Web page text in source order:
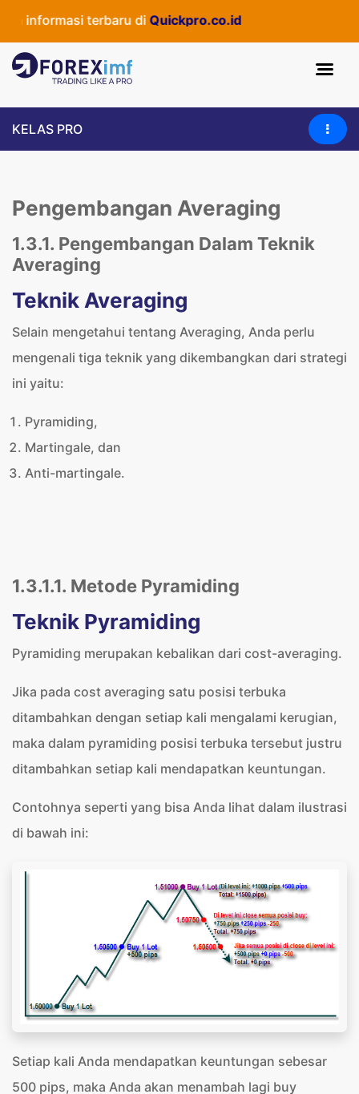
terbaru diQuickpro.co.id
KELAS PRO
Pengembangan Averaging
1.3.1. Pengembangan Dalam Teknik
Averaging
Teknik Averaging
Selain mengetahui tentang Averaging, Anda perlu
mengenali tiga teknik yang dikembangkan dari strategi
ini yaitu:
Pyramiding,
Martingale, dan
Anti-martingale.
1.3.1.1. Metode Pyramiding
Teknik Pyramiding
Pyramiding merupakan kebalikan dari cost-averaging.
Jika pada cost averaging satu posisi terbuka
ditambahkan dengan setiap kali mengalami kerugian,
maka dalam pyramiding posisi terbuka tersebut justru
ditambahkan setiap kali mendapatkan keuntungan.
Contohnya seperti yang bisa Anda lihat dalam ilustrasi
di bawah ini:
Setiap kali Anda mendapatkan keuntungan sebesar
500 pips, maka Anda akan menambah lagi buy